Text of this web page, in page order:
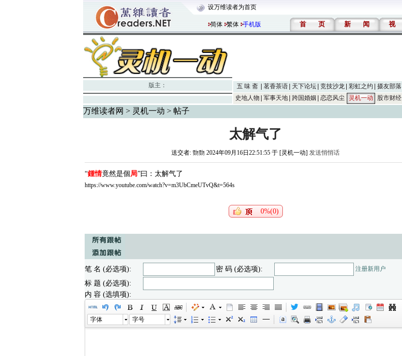
设万维读者为首页
简体 繁体 手机版 首 页 新 闻 视
版主： 五 味 斋 茗香茶语 天下论坛 竞技沙龙 彩虹之约 摄友部落
史地人物
军事天地 跨国婚姻 恋恋风尘 灵机一动 股市财经
万维读者网 > 灵机一动 > 帖子
太解气了
送交者: 覅覅 2024年09月16日22:51:55 于 [灵机一动] 发送悄悄话
“鍾情竟然是個 局”曰：太解气了
https://www.youtube.com/watch?v=m3UbCmeUTvQ&t=564s
0%(0)
笔 名 (必选项): 密 码 (必选项): 注册新用户
标 题 (必选项):
内 容 (选填项):
字体 字号